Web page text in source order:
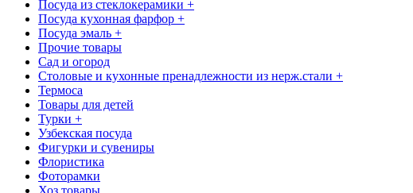
Посуда из стеклокерамики +
Посуда кухонная фарфор +
Посуда эмаль +
Прочие товары
Сад и огород
Столовые и кухонные пренадлежности из нерж.стали +
Термоса
Товары для детей
Турки +
Узбекская посуда
Фигурки и сувениры
Флористика
Фоторамки
Хоз.товары